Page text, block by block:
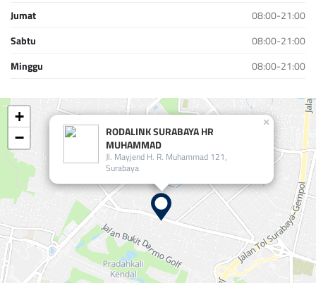
Jumat
08:00-21:00
Sabtu
08:00-21:00
Minggu
08:00-21:00
RODALINK SURABAYA HR
MUHAMMAD
Jl. Mayjend H. R. Muhammad 121,
Surabaya
×
+
−